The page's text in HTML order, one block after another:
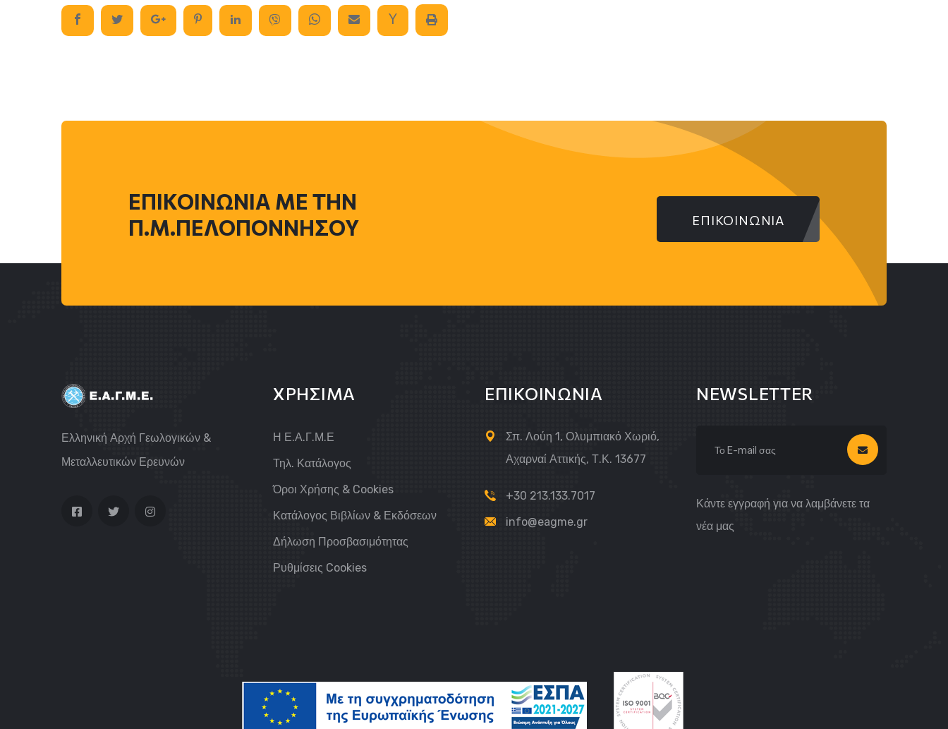
ΕΠΙΚΟΙΝΩΝΙΑ ME THN
Π.Μ.ΠΕΛΟΠΟΝΝΗΣΟΥ
ΕΠΙΚΟΙΝΩΝΙΑ
Ελληνική Αρχή Γεωλογικών &
Μεταλλευτικών Ερευνών
ΧΡΗΣΙΜΑ
Η Ε.Α.Γ.Μ.Ε
Τηλ. Κατάλογος
Όροι Χρήσης & Cookies
Κατάλογος Βιβλίων & Εκδόσεων
Δήλωση Προσβασιμότητας
Ρυθμίσεις Cookies
ΕΠΙΚΟΙΝΩΝΙΑ
Σπ. Λούη 1, Ολυμπιακό Χωριό,
Αχαρναί Αττικής, Τ.Κ. 13677
+30 213.133.7017
info@eagme.gr
NEWSLETTER
Κάντε εγγραφή για να λαμβάνετε τα
νέα μας